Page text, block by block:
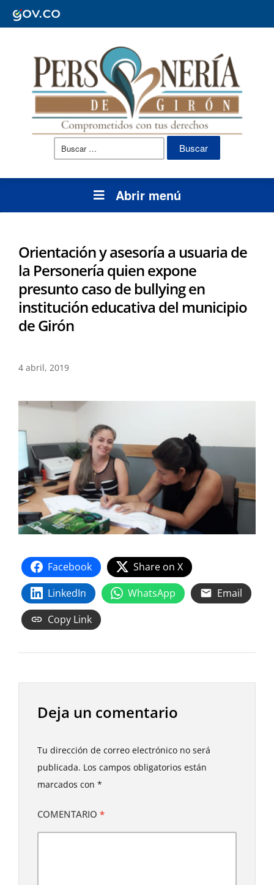
Buscar:
Abrir menú
Orientación y asesoría a usuaria de
la Personería quien expone
presunto caso de bullying en
institución educativa del municipio
de Girón
4 abril, 2019
Facebook
Share on X
LinkedIn
WhatsApp
Email
Copy Link
Deja un comentario
Tu dirección de correo electrónico no será
publicada. Los campos obligatorios están
marcados con *
COMENTARIO *